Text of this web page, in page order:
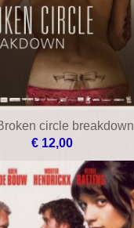
circle breakdown
€ 12,00